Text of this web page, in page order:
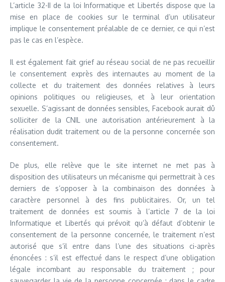
L’article 32-II de la loi Informatique et Libertés dispose que la
mise en place de cookies sur le terminal d’un utilisateur
implique le consentement préalable de ce dernier, ce qui n’est
pas le cas en l’espèce.
Il est également fait grief au réseau social de ne pas recueillir
le consentement exprès des internautes au moment de la
collecte et du traitement des données relatives à leurs
opinions politiques ou religieuses, et à leur orientation
sexuelle. S’agissant de données sensibles, Facebook aurait dû
solliciter de la CNIL une autorisation antérieurement à la
réalisation dudit traitement ou de la personne concernée son
consentement.
De plus, elle relève que le site internet ne met pas à
disposition des utilisateurs un mécanisme qui permettrait à ces
derniers de s’opposer à la combinaison des données à
caractère personnel à des fins publicitaires. Or, un tel
traitement de données est soumis à l’article 7 de la loi
Informatique et Libertés qui prévoit qu’à défaut d’obtenir le
consentement de la personne concernée, le traitement n’est
autorisé que s’il entre dans l’une des situations ci-après
énoncées : s’il est effectué dans le respect d’une obligation
légale incombant au responsable du traitement ; pour